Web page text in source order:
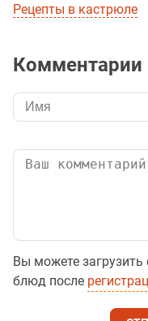
Рецепты в кастрюле
Комментарии
Вы можете
блюд после